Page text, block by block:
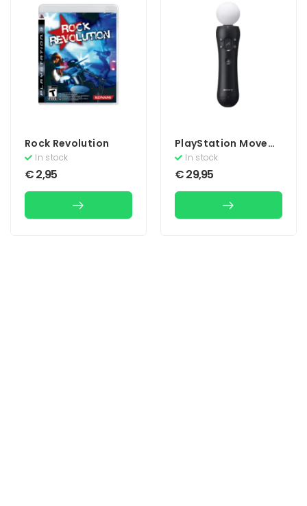
Rock Revolution
In stock
€2,95
PlayStation Move
Motion Controller
In stock
€29,95